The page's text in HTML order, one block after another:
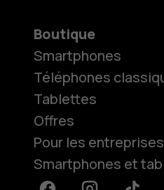
Boutique
Smartphones
Téléphones
Tablettes
Offres
Pour les entreprises
Smartphones et